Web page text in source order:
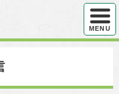
ハンバ
MENU